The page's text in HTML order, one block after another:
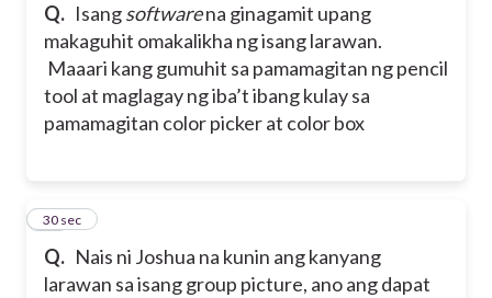
Q. Isangsoftwarena ginagamit upang
makaguhit omakalikha ngisang larawan.
Maaari kang gumuhit sa pamamagitan ng pencil
tool at maglagay ng iba’t ibang kulay sa
pamamagitan color picker at color box
Q. Nais ni Joshua na kunin ang kanyang
larawan sa isang group picture, ano ang dapat
40
30 sec